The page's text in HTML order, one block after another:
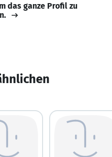
das ganze Profil zu